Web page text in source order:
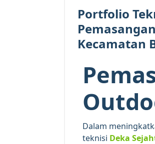
Portfolio
Kecamatan
Dalam
teknisi Deka